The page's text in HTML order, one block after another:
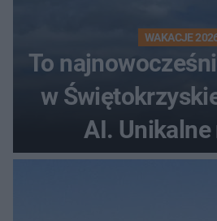
WAKACJE
To
w
AI. Unikalne